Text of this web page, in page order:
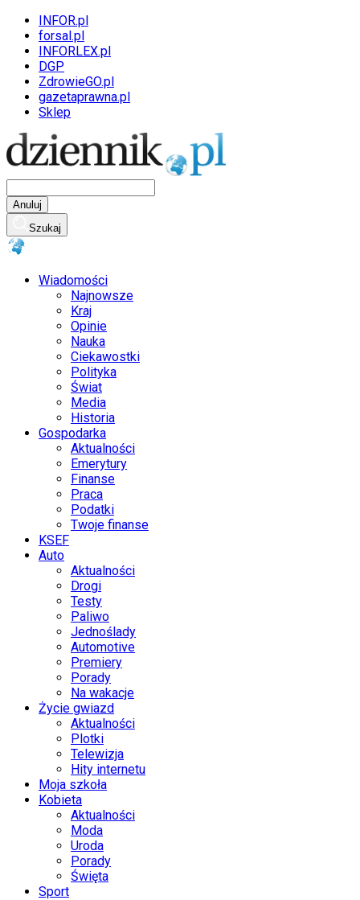
INFOR.pl
forsal.pl
INFORLEX.pl
DGP
ZdrowieGO.pl
gazetaprawna.pl
Sklep
Anuluj
Szukaj
Wiadomości
Najnowsze
Kraj
Opinie
Nauka
Ciekawostki
Polityka
Świat
Media
Historia
Gospodarka
Aktualności
Emerytury
Finanse
Praca
Podatki
Twoje finanse
KSEF
Auto
Aktualności
Drogi
Testy
Paliwo
Jednoślady
Automotive
Premiery
Porady
Na wakacje
Życie gwiazd
Aktualności
Plotki
Telewizja
Hity internetu
Moja szkoła
Kobieta
Aktualności
Moda
Uroda
Porady
Święta
Sport